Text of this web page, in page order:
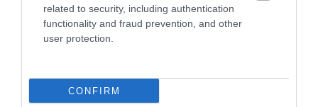
related to security, including authentication
functionality and fraud prevention, and other
user protection.
CONFIRM
HÍREK A GARÁZSBÓL: CHERY TIGGO 9
LAKÓÉPÜLETEK LÁNGOLTAK SZERDÁN
2026. augusztus 06